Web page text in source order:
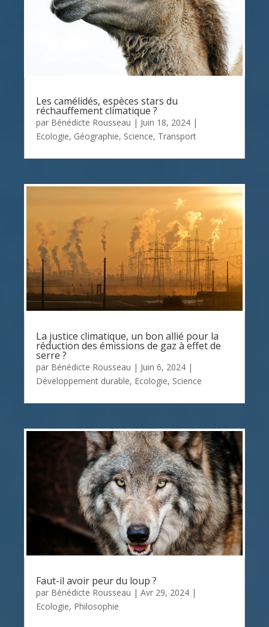
Les camélidés, espèces stars du
réchauffement climatique ?
par Bénédicte Rousseau | Juin 18, 2024 |
Ecologie, Géographie, Science, Transport
La justice climatique, un bon allié pour la
réduction des émissions de gaz à effet de
serre ?
par Bénédicte Rousseau | Juin 6, 2024 |
Développement durable, Ecologie, Science
Faut-il avoir peur du loup ?
par Bénédicte Rousseau | Avr 29, 2024 |
Ecologie, Philosophie